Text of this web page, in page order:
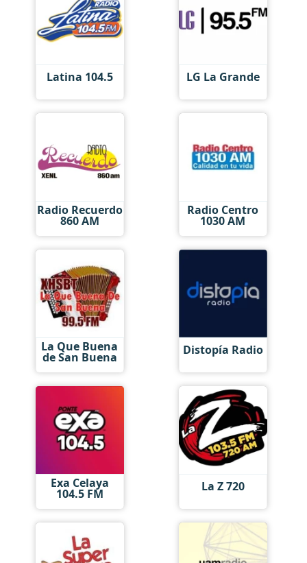
Latina 104.5 LG La Grande
Radio Recuerdo
860 AM
Radio Centro
1030 AM
La Que Buena
de San Buena Distopía Radio
Exa Celaya
104.5 FM La Z 720